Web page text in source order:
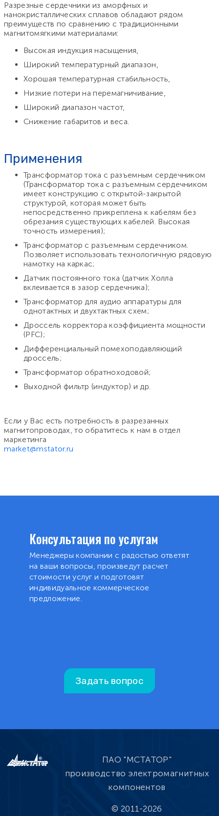
Разрезные сердечники из аморфных и
нанокристаллических сплавов обладают рядом
преимуществ по сравнению с традиционными
магнитомягкими материалами:
Высокая индукция насыщения,
Широкий температурный диапазон,
Хорошая температурная стабильность,
Низкие потери на перемагничивание,
Широкий диапазон частот,
Снижение габаритов и веса.
Применения
Трансформатор тока с разъемным сердечником
(Трансформатор тока с разъемным сердечником
имеет конструкцию с открытой-закрытой
структурой, которая может быть
непосредственно прикреплена к кабелям без
обрезания существующих кабелей. Высокая
точность измерения);
Трансформатор с разъемным сердечником.
Позволяет использовать технологичную рядовую
намотку на каркас;
Датчик постоянного тока (датчик Холла
вклеивается в зазор сердечника);
Трансформатор для аудио аппаратуры для
однотактных и двухтактных схем;
Дроссель корректора коэффициента мощности
(PFC);
Дифференциальный помехоподавляющий
дроссель;
Трансформатор обратноходовой;
Выходной фильтр (индуктор) и др.
Если у Вас есть потребность в разрезанных
магнитопроводах, то обратитесь к нам в отдел
маркетинга
market@mstator.ru
Консультация по услугам
Менеджеры компании с радостью ответят
на ваши вопросы, произведут расчет
стоимости услуг и подготовят
индивидуальное коммерческое
предложение.
Задать вопрос
ПАО "МСТАТОР"
производство электромагнитных
компонентов
© 2011-2026